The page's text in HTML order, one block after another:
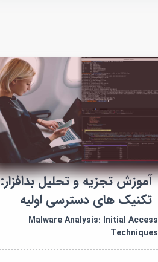
آموزش تجزیه و تحلیل بدافزار:
تکنیک های دسترسی اولیه
Malware Analysis: Initial Access
Techniques